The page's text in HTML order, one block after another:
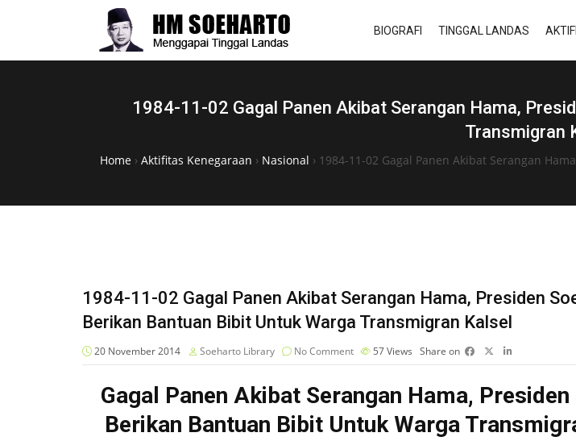
BIOGRAFI TINGGAL LANDAS
1984-11-02 Gagal Panen Akibat Serangan Hama,
Transmigran
Home› Aktifitas Kenegaraan › Nasional › 1984-11-02 Gagal Panen Akibat Serangan
1984-11-02 Gagal Panen Akibat Serangan Hama, Presiden
Berikan Bantuan Bibit Untuk Warga Transmigran Kalsel
20 November 2014 Soeharto Library No Comment 57Views Share on
Gagal Panen Akibat Serangan Hama,
Berikan Bantuan Bibit Untuk Warga